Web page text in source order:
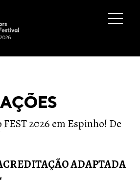
2026 em Espinho! De
ADAPTADA